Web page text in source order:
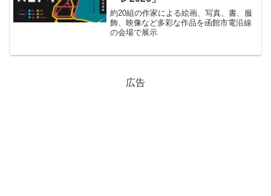
約20組の作家による絵画、写真、書、服
飾、映像など多彩な作品を函館市電沿線
の会場で展示
広告